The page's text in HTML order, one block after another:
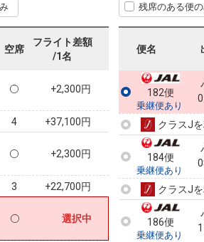
空席
フライト差額
/1名
+2,300円
4 +37,100円
+2,300円
4 +37,100円
+2,300円
3 +22,700円
選択中
残席のある便
便名
182便
乗継便あり
クラスJ
184便
乗継便あり
クラスJ
186便
乗継便あり